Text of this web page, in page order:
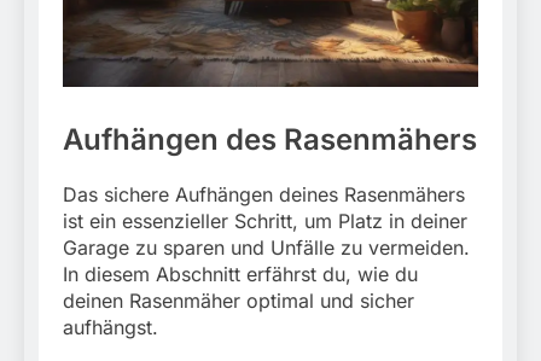
Aufhängen des Rasenmähers
Das sichere Aufhängen deines Rasenmähers
ist ein essenzieller Schritt, um Platz in deiner
Garage zu sparen und Unfälle zu vermeiden.
In diesem Abschnitt erfährst du, wie du
deinen Rasenmäher optimal und sicher
aufhängst.